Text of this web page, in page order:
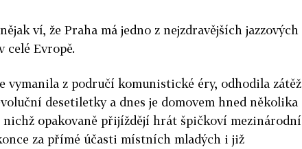
ví, že Praha má jedno z nejzdravějších jazzových
celé Evropě.
vymanila z područí komunistické éry, odhodila zátěž
desetiletky a dnes je domovem hned několika
opakovaně přijíždějí hrát špičkoví mezinárodní
za přímé účasti místních mladých i již